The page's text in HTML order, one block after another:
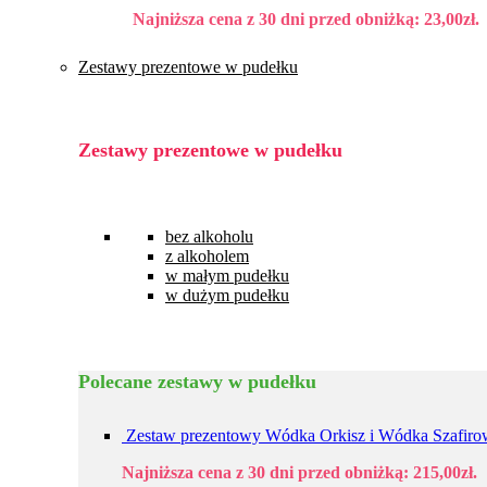
Najniższa cena z 30 dni przed obniżką: 23,00zł.
Zestawy prezentowe w pudełku
Zestawy prezentowe w pudełku
bez alkoholu
z alkoholem
w małym pudełku
w dużym pudełku
Polecane zestawy w pudełku
Zestaw prezentowy Wódka Orkisz i Wódka
Najniższa cena z 30 dni przed obniżką: 215,00zł.